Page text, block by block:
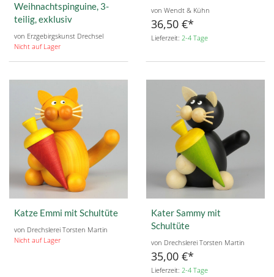
Weihnachtspinguine, 3-
teilig, exklusiv
von Erzgebirgskunst Drechsel
Nicht auf Lager
von Wendt & Kühn
36,50 €
Lieferzeit: 2-4 Tage
Katze Emmi mit Schultüte
von Drechslerei Torsten Martin
Nicht auf Lager
Kater Sammy mit
Schultüte
von Drechslerei Torsten Martin
35,00 €
Lieferzeit: 2-4 Tage